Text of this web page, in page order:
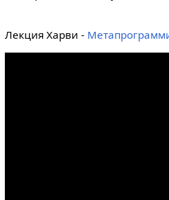
Лекция Харви -